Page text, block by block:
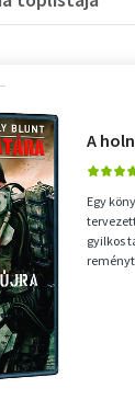
A
Egy
gyilkos